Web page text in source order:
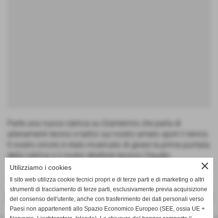
Parte una nuova rubrica su Grantennis che parla di
allenamenti tecnici e tattici sul nostro amato sport il tennis.
Il nostro circolo è stato incaricato di girare la prima puntata
della rubrica e il nostro direttore tecnico Claudio
Tagliafraschi ha effettuato la prima lezione basata sui
carichi di resistenza.
<< PRECEDENTE SUCCESSIVO >>
close
Utilizziamo i cookies
Il sito web utilizza cookie tecnici propri e di terze parti e di marketing o altri
strumenti di tracciamento di terze parti, esclusivamente previa acquisizione
del consenso dell'utente, anche con trasferimento dei dati personali verso
Paesi non appartenenti allo Spazio Economico Europeo (SEE, ossia UE +